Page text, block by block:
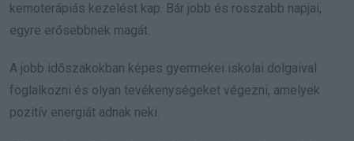
kemoterápiás kezelést kap. Bár jobb és rosszabb napjai,
egyre erősebbnek magát.
A jobb időszakokban képes gyermekei iskolai dolgaival
foglalkozni és olyan tevékenységeket végezni, amelyek
pozitív energiát adnak neki.